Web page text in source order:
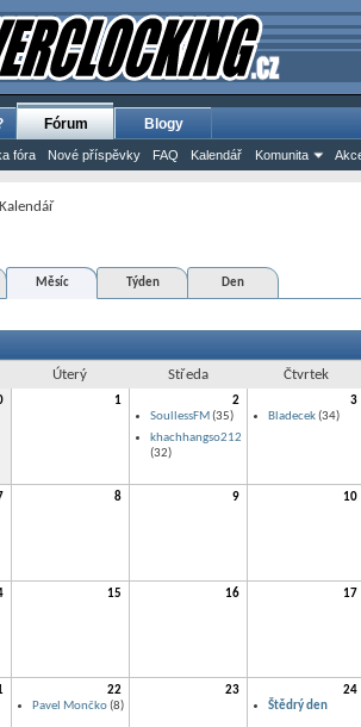
Fórum
fóra Nové příspěvky FAQ Kalendář Komunita
Blogy
Kalendář
Měsíc Týden Den
Úterý Středa Čtvrtek
1
2
SoullessFM (35)
khachhangso212
(32)
3
Bladecek(34)
8 9 10
15 16 17
22
Pavel Mončko(8)
23
24
Štědrý den